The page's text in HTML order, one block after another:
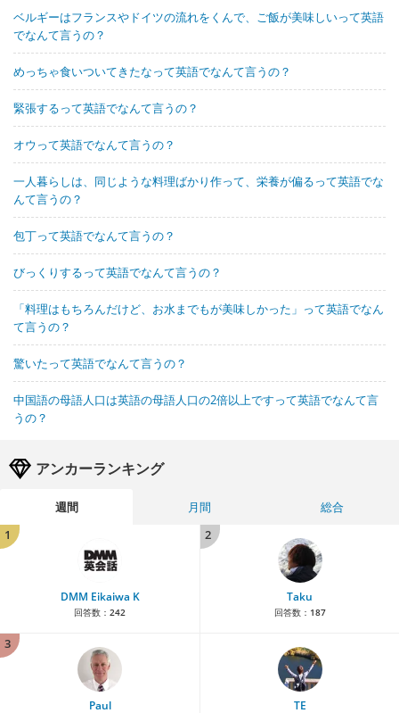
ベルギーはフランスやドイツの流れをくんで、ご飯が美味しいって英語
でなんて言うの？
めっちゃ食いついてきたなって英語でなんて言うの？
緊張するって英語でなんて言うの？
オウって英語でなんて言うの？
一人暮らしは、同じような料理ばかり作って、栄養が偏るって英語でな
んて言うの？
包丁って英語でなんて言うの？
びっくりするって英語でなんて言うの？
「料理はもちろんだけど、お水までもが美味しかった」って英語でなん
て言うの？
驚いたって英語でなんて言うの？
中国語の母語人口は英語の母語人口の2倍以上ですって英語でなんて言
うの？
アンカーランキング
週間 月間
総合
1
DMM Eikaiwa K
回答数： 242
2
Taku
回答数： 187
3
Paul TE